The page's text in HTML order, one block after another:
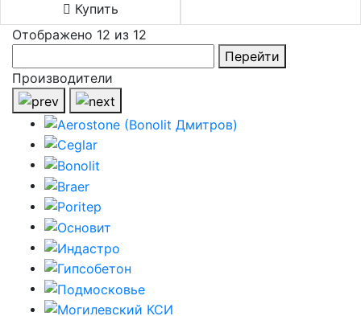
Купить
Отображено 12 из 12
Перейти
Производители